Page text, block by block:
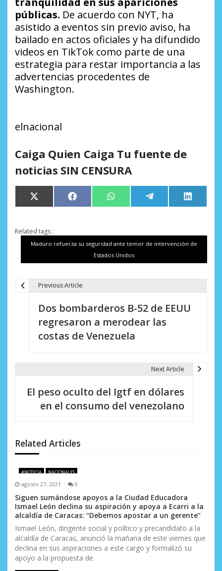
públicas. De acuerdo con NYT, ha
asistido a eventos sin previo aviso, ha
bailado en actos oficiales y ha difundido
videos en TikTok como parte de una
estrategia para restar importancia a las
advertencias procedentes de
Washington.
elnacional
Caiga Quien Caiga Tu fuente de
noticias SIN CENSURA
Compartir
en
X
(Twitter)
Compartir
en
Facebook Compartir
en
WhatsApp Compartir
en
Telegram
en
LinkedIn
Related tags :
Maduro refuerza su seguridad ante temor de intervención de
Estados Unidos
ó
n
d
e
e
n
t
r
Previous Article
Dos bombarderos B-52 de EEUU
regresaron a merodear las
costas de Venezuela
Next Article
El peso oculto del Igtf en dólares
en el consumo del venezolano
Related Articles
#NOTICIA NACIONALES
agosto 27, 2021 0
Siguen sumándose apoyos a la Ciudad Educadora
Ismael León declina su aspiración y apoya a Ecarri a la
alcaldía de Caracas: “Debemos apostar a un gerente”
Ismael León, dirigente social y político y precandidato a la
alcaldía de Caracas, anunció la mañana de este viernes que
declina en sus aspiraciones a este cargo y formalizó su
apoyo a la propuesta de